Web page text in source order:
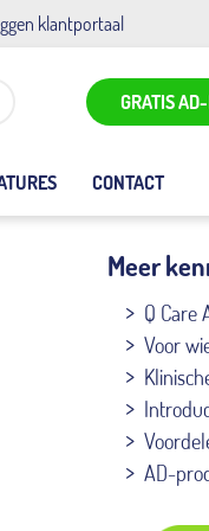
klantportaal
GRATIS
CONTACT
Meer
Q Care
Voor
AD-